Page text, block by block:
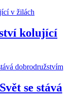
kolující
se stává